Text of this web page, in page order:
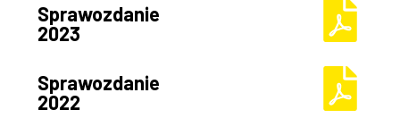
Sprawozdanie
2023
Sprawozdanie
2022